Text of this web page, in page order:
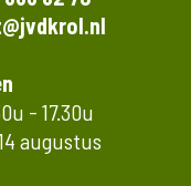
- 17.30u
augustus